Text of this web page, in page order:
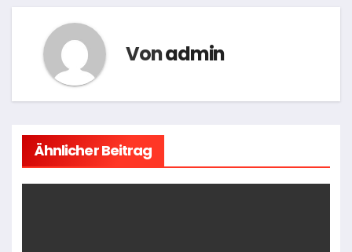
Vonadmin
Ähnlicher Beitrag